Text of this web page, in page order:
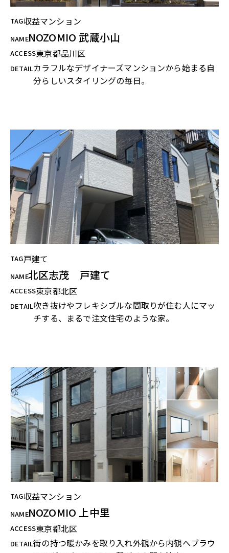
TAG収益マンション
NAMENOZOMIO 武蔵小山
ACCESS東京都品川区
DETAILカラフルなデザイナーズマンションから始まる自
分らしいスタイリングの毎日。
TAG戸建て
NAME北区志茂 戸建て
ACCESS東京都北区
DETAIL吹き抜けやフレキシブルな間取りが住む人にマッ
チする、まるで注文住宅のような家。
TAG収益マンション
NAMENOZOMIO 上中里
ACCESS東京都北区
DETAIL街の持つ暖かみを取り入れ外観から内観へブラウ